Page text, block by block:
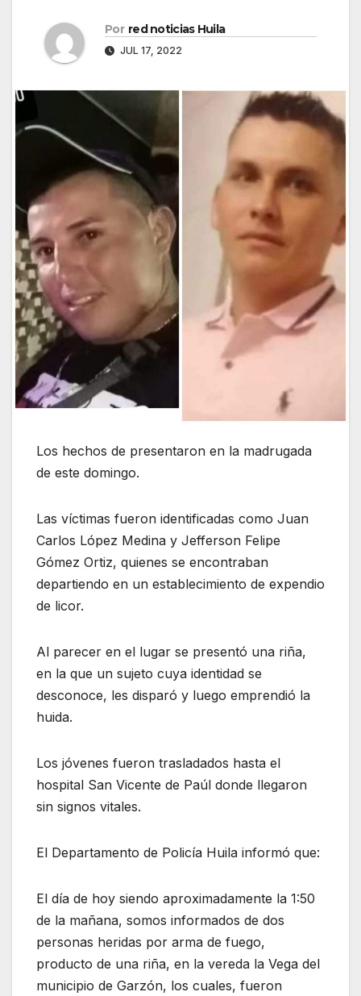
Por red noticias Huila
JUL 17, 2022
Los hechos de presentaron en la madrugada
de este domingo.
Las víctimas fueron identificadas como Juan
Carlos López Medina y Jefferson Felipe
Gómez Ortiz, quienes se encontraban
departiendo en un establecimiento de expendio
de licor.
Al parecer en el lugar se presentó una riña,
en la que un sujeto cuya identidad se
desconoce, les disparó y luego emprendió la
huida.
Los jóvenes fueron trasladados hasta el
hospital San Vicente de Paúl donde llegaron
sin signos vitales.
El Departamento de Policía Huila informó que:
El día de hoy siendo aproximadamente la 1:50
de la mañana, somos informados de dos
personas heridas por arma de fuego,
producto de una riña, en la vereda la Vega del
municipio de Garzón, los cuales, fueron